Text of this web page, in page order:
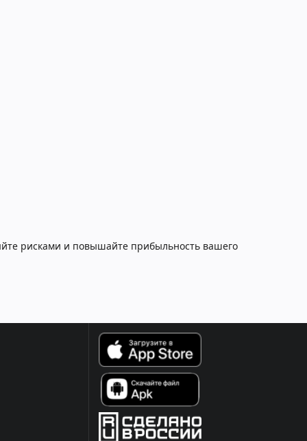
рисками и повышайте прибыльность вашего